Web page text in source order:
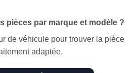
pièces par marque et modèle ?
de véhicule pour trouver la pièce
adaptée.